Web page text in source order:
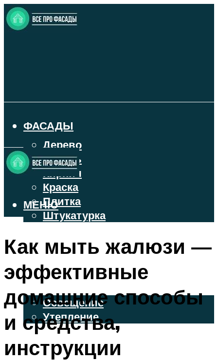
ФАСАДЫ
Дерево
Камень
Кирпич
Краска
Плитка
Штукатурка
ОСВЕЩЕНИЕ И УТЕПЛЕНИЕ
Освещение
Утепление
ДЕКОР
МЕНЮ
Как мыть жалюзи —
эффективные
домашние способы
и средства,
инструкции